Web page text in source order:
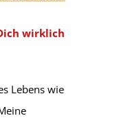
wirklich
Lebens wie